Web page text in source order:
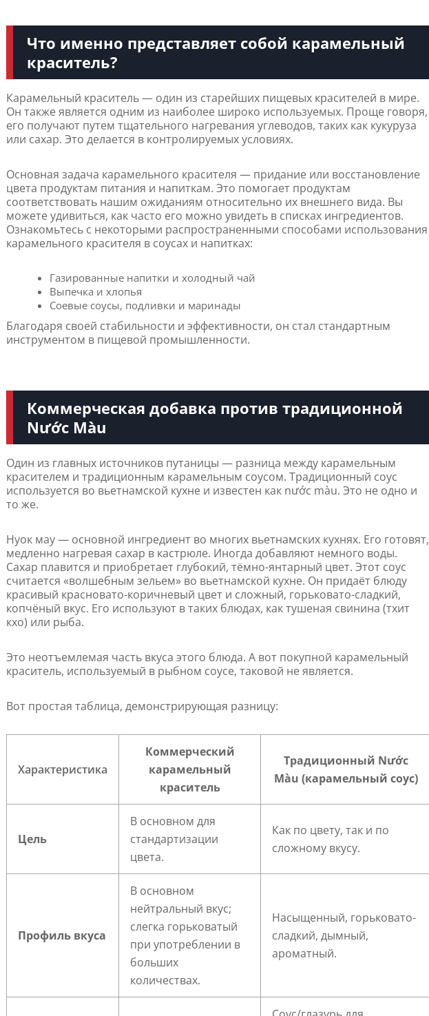
Что именно представляет собой карамельный
краситель?
Карамельный краситель — один из старейших пищевых красителей в мире.
Он также является одним из наиболее широко используемых. Проще говоря,
его получают путем тщательного нагревания углеводов, таких как кукуруза
или сахар. Это делается в контролируемых условиях.
Основная задача карамельного красителя — придание или восстановление
цвета продуктам питания и напиткам. Это помогает продуктам
соответствовать нашим ожиданиям относительно их внешнего вида. Вы
можете удивиться, как часто его можно увидеть в списках ингредиентов.
Ознакомьтесь с некоторыми распространенными способами использования
карамельного красителя в соусах и напитках:
Газированные напитки и холодный чай
Выпечка и хлопья
Соевые соусы, подливки и маринады
Благодаря своей стабильности и эффективности, он стал стандартным
инструментом в пищевой промышленности.
Коммерческая добавка против традиционной
Nước Màu
Один из главных источников путаницы — разница между карамельным
красителем и традиционным карамельным соусом. Традиционный соус
используется во вьетнамской кухне и известен как nước màu. Это не одно и
то же.
Нуок мау — основной ингредиент во многих вьетнамских кухнях. Его готовят,
медленно нагревая сахар в кастрюле. Иногда добавляют немного воды.
Сахар плавится и приобретает глубокий, тёмно-янтарный цвет. Этот соус
считается «волшебным зельем» во вьетнамской кухне. Он придаёт блюду
красивый красновато-коричневый цвет и сложный, горьковато-сладкий,
копчёный вкус. Его используют в таких блюдах, как тушеная свинина (тхит
кхо) или рыба.
Это неотъемлемая часть вкуса этого блюда. А вот покупной карамельный
краситель, используемый в рыбном соусе, таковой не является.
Вот простая таблица, демонстрирующая разницу:
Характеристика
Коммерческий
карамельный
краситель
Традиционный Nước
Màu (карамельный соус)
Цель
В основном для
стандартизации
цвета.
Как по цвету, так и по
сложному вкусу.
Профиль вкуса
В основном
нейтральный вкус;
слегка горьковатый
при употреблении в
больших
количествах.
Насыщенный, горьковато-
сладкий, дымный,
ароматный.